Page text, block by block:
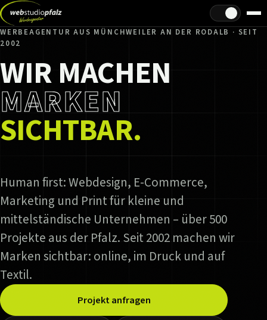
Hell/Dunkel
WERBEAGENTUR AUS MÜNCHWEILER AN DER RODALB · SEIT
2002
WIR MACHEN
MARKEN
SICHTBAR.
Human first: Webdesign, E-Commerce,
Marketing und Print für kleine und
mittelständische Unternehmen – über 500
Projekte aus der Pfalz. Seit 2002 machen wir
Marken sichtbar: online, im Druck und auf
Textil.
Projekt anfragen